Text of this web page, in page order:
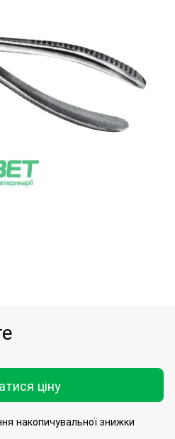
ціну
накопичувальної знижки